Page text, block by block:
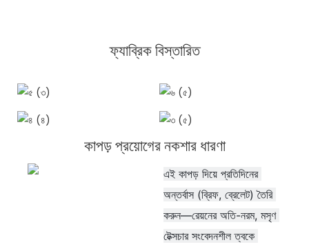
ফ্যাব্রিক বিস্তারিত
কাপড় প্রয়োগের নকশার ধারণা
এই কাপড় দিয়ে প্রতিদিনের
অন্তর্বাস (ব্রিফ, ব্রেলেট) তৈরি
করুন—রেয়নের অতি-নরম, মসৃণ
টেক্সচার সংবেদনশীল ত্বকে